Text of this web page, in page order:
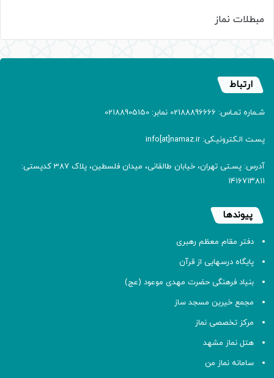
مبطلات نماز
ارتباط
شـماره تمـاس: 02188896666 نمابر: 02188905150
پسـت الـکترونیـکی: info[at]namaz.ir
آدرس: پسـتی تهران، خیابان طالقانی، میدان فلسطین، پلاک 387 کدپستی:
۱۴۱۶۷۱۳۸۱۱
پیوندها
دفتر مقام معظم رهبری
پایگاه درسهایی از قرآن
بنیاد فرهنگی حضرت مهدی موعود (عج)
مجمع خیرین مسجد ساز
مرکز تخصصی نماز
هتل نماز مشهد
سامانه نماز من